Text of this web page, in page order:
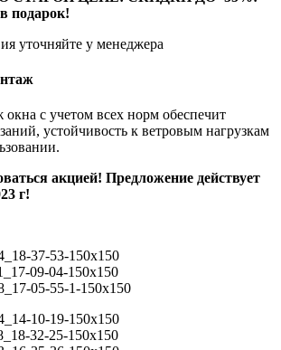
подарок!
уточняйте у менеджера
с учетом всех норм обеспечит
устойчивость к ветровым нагрузкам
акцией! Предложение действует
г!